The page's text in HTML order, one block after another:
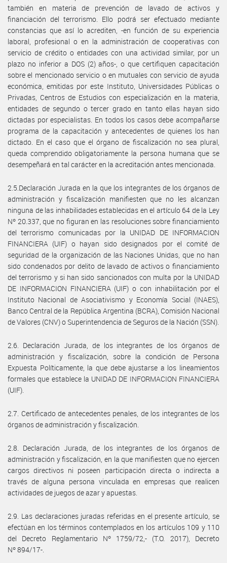
también en materia de prevención de lavado de activos y
financiación del terrorismo. Ello podrá ser efectuado mediante
constancias que así lo acrediten, -en función de su experiencia
laboral, profesional o en la administración de cooperativas con
servicio de crédito o entidades con una actividad similar, por un
plazo no inferior a DOS (2) años-, o que certifiquen capacitación
sobre el mencionado servicio o en mutuales con servicio de ayuda
económica, emitidas por este Instituto, Universidades Públicas o
Privadas, Centros de Estudios con especialización en la materia,
entidades de segundo o tercer grado en tanto ellas hayan sido
dictadas por especialistas. En todos los casos debe acompañarse
programa de la capacitación y antecedentes de quienes los han
dictado. En el caso que el órgano de fiscalización no sea plural,
queda comprendido obligatoriamente la persona humana que se
desempeñará en tal carácter en la acreditación antes mencionada.
2.5.Declaración Jurada en la que los integrantes de los órganos de
administración y fiscalización manifiesten que no les alcanzan
ninguna de las inhabilidades establecidas en el artículo 64 de la Ley
Nº 20.337, que no figuran en las resoluciones sobre financiamiento
del terrorismo comunicadas por la UNIDAD DE INFORMACION
FINANCIERA (UIF) o hayan sido designados por el comité de
seguridad de la organización de las Naciones Unidas, que no han
sido condenados por delito de lavado de activos o financiamiento
del terrorismo y si han sido sancionados con multa por la UNIDAD
DE INFORMACION FINANCIERA (UIF) o con inhabilitación por el
Instituto Nacional de Asociativismo y Economía Social (INAES),
Banco Central de la República Argentina (BCRA), Comisión Nacional
de Valores (CNV) o Superintendencia de Seguros de la Nación (SSN).
2.6. Declaración Jurada, de los integrantes de los órganos de
administración y fiscalización, sobre la condición de Persona
Expuesta Políticamente, la que debe ajustarse a los lineamientos
formales que establece la UNIDAD DE INFORMACION FINANCIERA
(UIF).
2.7. Certificado de antecedentes penales, de los integrantes de los
órganos de administración y fiscalización.
2.8. Declaración Jurada, de los integrantes de los órganos de
administración y fiscalización, en la que manifiesten que no ejercen
cargos directivos ni poseen participación directa o indirecta a
través de alguna persona vinculada en empresas que realicen
actividades de juegos de azar y apuestas.
2.9. Las declaraciones juradas referidas en el presente artículo, se
efectúan en los términos contemplados en los artículos 109 y 110
del Decreto Reglamentario Nº 1759/72,- (T.O. 2017), Decreto
Nº 894/17-.